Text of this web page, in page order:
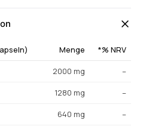
Menge
*% NRV
2000 mg
–
1280 mg
–
640 mg
–